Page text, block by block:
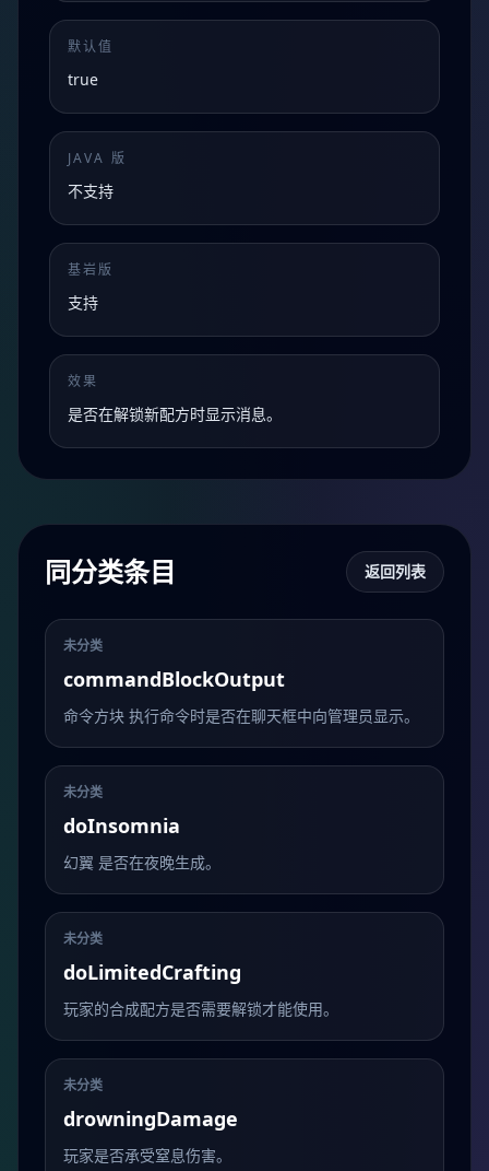
默认值
true
JAVA 版
不支持
基岩版
支持
效果
是否在解锁新配方时显示消息。
同分类条目 返回列表
未分类
commandBlockOutput
命令方块 执行命令时是否在聊天框中向管理员显示。
未分类
doInsomnia
幻翼 是否在夜晚生成。
未分类
doLimitedCrafting
玩家的合成配方是否需要解锁才能使用。
未分类
drowningDamage
玩家是否承受窒息伤害。